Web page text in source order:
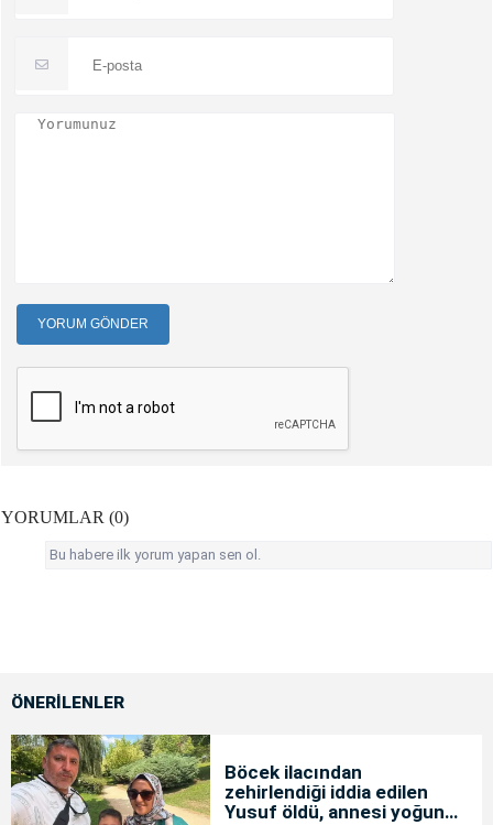
YORUM GÖNDER
YORUMLAR (0)
Bu habere ilk yorum yapan sen ol.
ÖNERİLENLER
Böcek ilacından
zehirlendiği iddia edilen
Yusuf öldü, annesi yoğun